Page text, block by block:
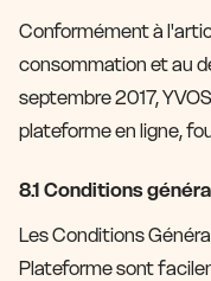
Conformément à
consommation et au
septembre 2017,
plateforme en ligne,
8.1 Conditions
Les Conditions
Plateforme sont